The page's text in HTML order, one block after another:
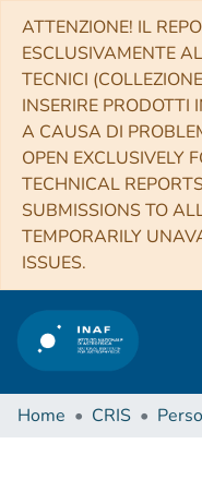
ATTENZIONE! IL
ESCLUSIVAMENTE
TECNICI
INSERIRE PRODOTTI
A CAUSA DI
OPEN EXCLUSIVELY
TECHNICAL
SUBMISSIONS TO
TEMPORARILY
ISSUES.
Home CRIS